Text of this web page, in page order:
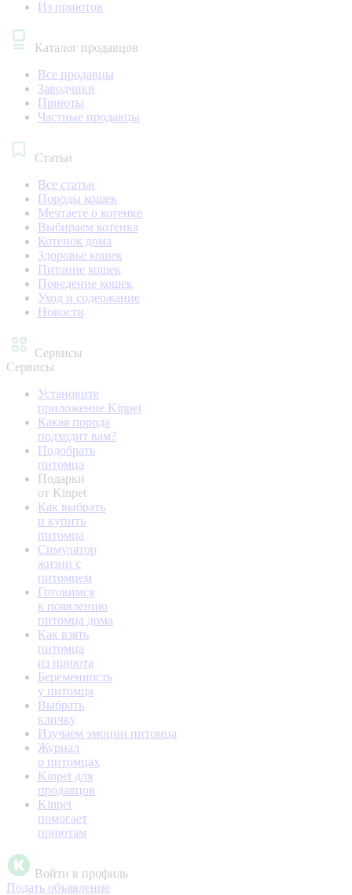
Из приютов
Каталог продавцов
Все продавцы
Заводчики
Приюты
Частные продавцы
Статьи
Все статьи
Породы кошек
Мечтаете о котенке
Выбираем котенка
Котенок дома
Здоровье кошек
Питание кошек
Поведение кошек
Уход и содержание
Новости
Сервисы
Сервисы
Установите
приложение Kinpet
Какая порода
подходит вам?
Подобрать
питомца
Подарки
от Kinpet
Как выбрать
и купить
питомца
Симулятор
жизни с
питомцем
Готовимся
к появлению
питомца дома
Как взять
питомца
из приюта
Беременность
у питомца
Выбрать
кличку
Изучаем эмоции питомца
Журнал
о питомцах
Kinpet для
продавцов
Kinpet
помогает
приютам
Войти в профиль
Подать объявление